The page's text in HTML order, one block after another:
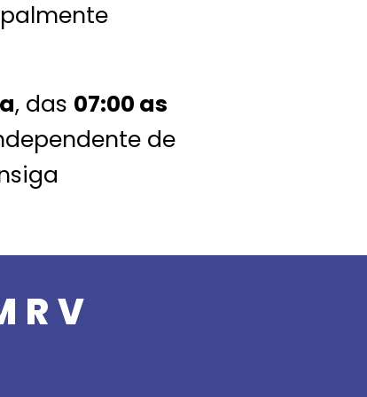
, das 07:00 as
de